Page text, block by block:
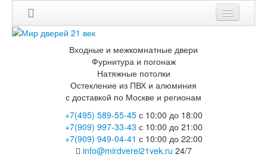
Входные и межкомнатные двери
Фурнитура и погонаж
Натяжные потолки
Остекление из ПВХ и алюминия
с доставкой по Москве и регионам
+7(495) 589-55-45с 10:00 до 18:00
+7(909) 997-33-43 с 10:00 до 21:00
+7(909) 949-04-41 с 10:00 до 22:00
info@mirdverei21vek.ru 24/7